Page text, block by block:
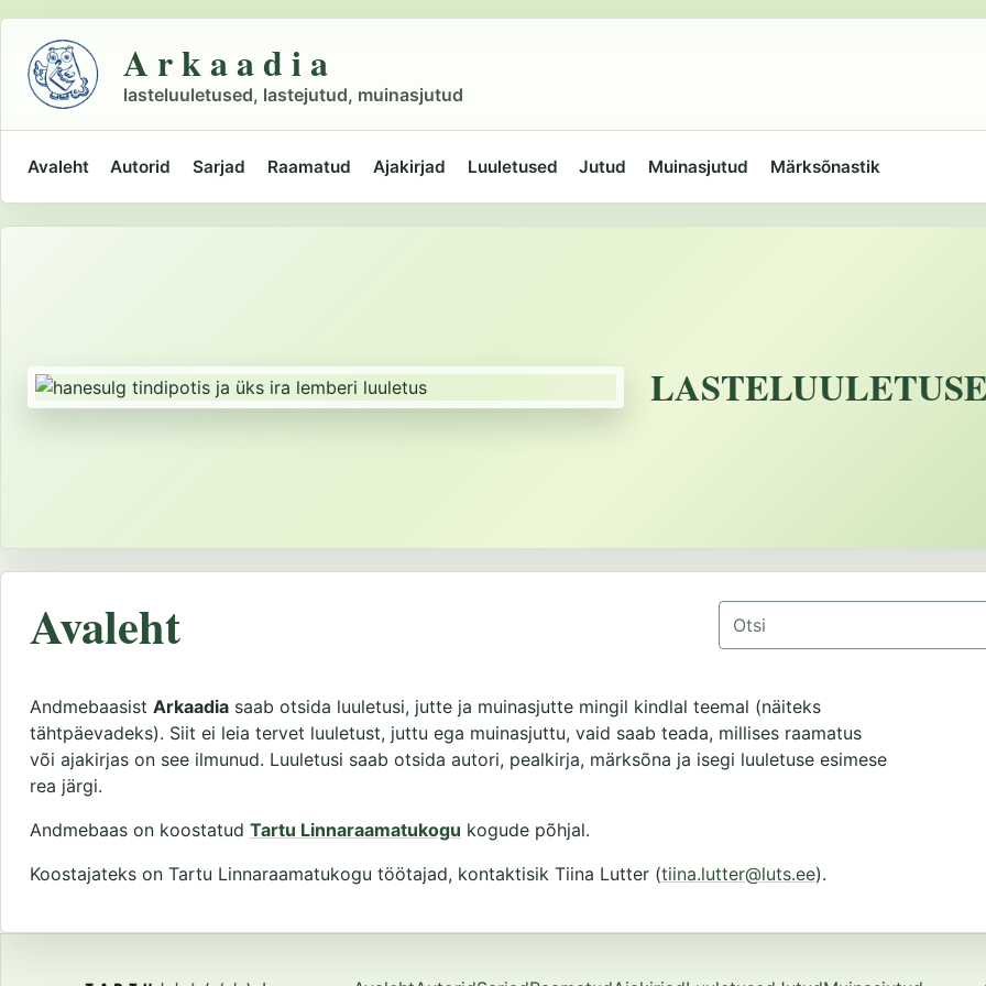
Liigu
põhisisu
juurde
A r k a a d i a
lasteluuletused, lastejutud, muinasjutud
Peamine
navigatsioon
Avaleht Autorid Sarjad Raamatud Ajakirjad Luuletused Jutud Muinasjutud Märksõnastik
Avaleht Otsing
Andmebaasist Arkaadiasaab otsida luuletusi, jutte ja muinasjutte mingil kindlal teemal (näiteks
tähtpäevadeks). Siit ei leia tervet luuletust, juttu ega muinasjuttu, vaid saab teada, millises raamatus
või ajakirjas on see ilmunud. Luuletusi saab otsida autori, pealkirja, märksõna ja isegi luuletuse esimese
rea järgi.
Andmebaas on koostatud Tartu Linnaraamatukogu kogude põhjal.
Koostajateks on Tartu Linnaraamatukogu töötajad, kontaktisik Tiina Lutter (tiina.lutter@luts.ee).